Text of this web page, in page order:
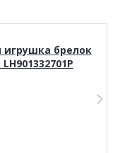
игрушка брелок